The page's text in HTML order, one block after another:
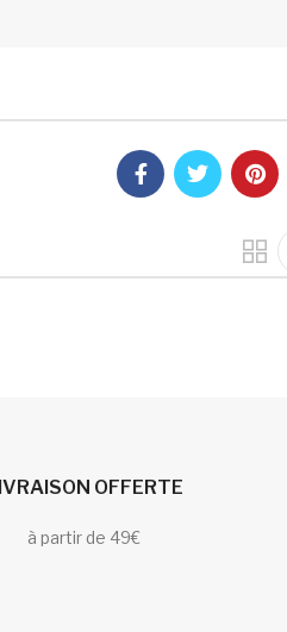
OFFERTE
à partir de 49€